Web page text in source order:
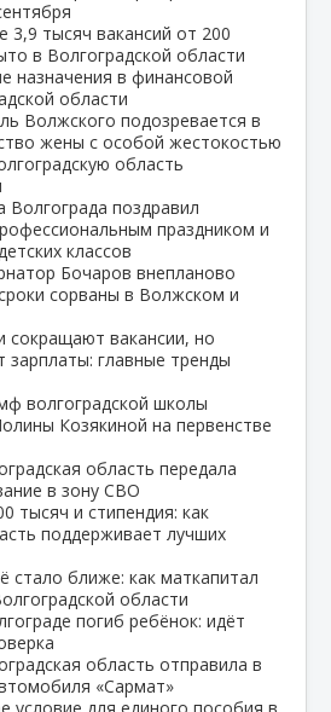
3,9 тысяч вакансий от 200
в Волгоградской области
назначения в финансовой
области
Волжского подозревается в
жены с особой жестокостью
область
Волгограда поздравил
праздником и
классов
Бочаров внепланово
сорваны в Волжском и
сокращают вакансии, но
главные тренды
волгоградской школы
Козякиной на первенстве
область передала
в зону СВО
тысяч и стипендия: как
поддерживает лучших
стало ближе: как маткапитал
области
погиб ребёнок: идёт
область отправила в
«Сармат»